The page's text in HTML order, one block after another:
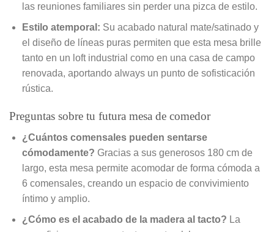
las reuniones familiares sin perder una pizca de estilo.
Estilo atemporal: Su acabado natural mate/satinado y
el diseño de líneas puras permiten que esta mesa brille
tanto en un loft industrial como en una casa de campo
renovada, aportando always un punto de sofisticación
rústica.
Preguntas sobre tu futura mesa de comedor
¿Cuántos comensales pueden sentarse
cómodamente? Gracias a sus generosos 180 cm de
largo, esta mesa permite acomodar de forma cómoda a
6 comensales, creando un espacio de convivimiento
íntimo y amplio.
¿Cómo es el acabado de la madera al tacto? La